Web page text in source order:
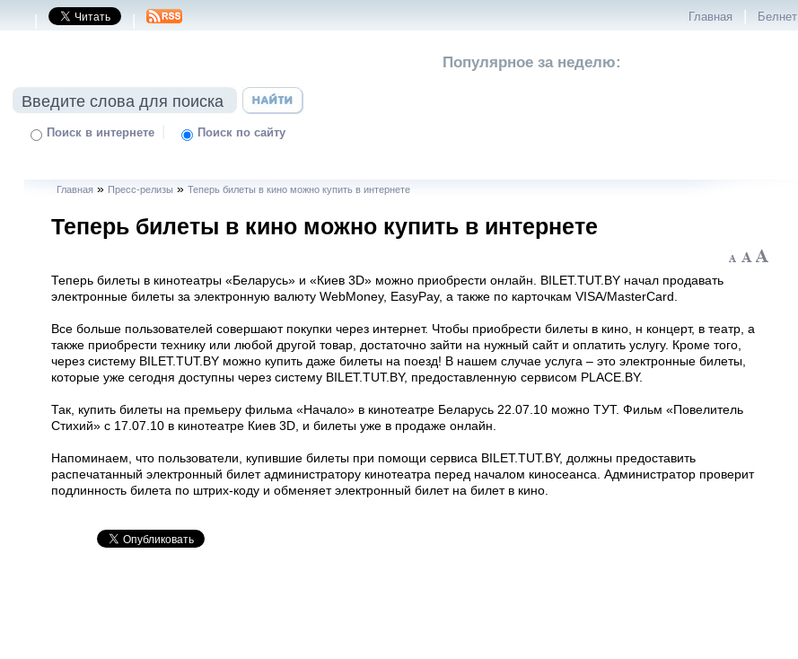
| | Главная | Белнет
Поиск в интернете | Поиск по сайту
Популярное за неделю:
Главная » Пресс-релизы » Теперь билеты в кино можно купить в интернете
Теперь билеты в кино можно купить в интернете
Теперь билеты в кинотеатры «Беларусь» и «Киев 3D» можно приобрести онлайн. BILET.TUT.BY начал продавать
электронные билеты за электронную валюту WebMoney, EasyPay, а также по карточкам VISA/MasterCard.
Все больше пользователей совершают покупки через интернет. Чтобы приобрести билеты в кино, н концерт, в театр, а
также приобрести технику или любой другой товар, достаточно зайти на нужный сайт и оплатить услугу. Кроме того,
через систему BILET.TUT.BY можно купить даже билеты на поезд! В нашем случае услуга – это электронные билеты,
которые уже сегодня доступны через систему BILET.TUT.BY, предоставленную сервисом PLACE.BY.
Так, купить билеты на премьеру фильма «Начало» в кинотеатре Беларусь 22.07.10 можно ТУТ. Фильм «Повелитель
Стихий» c 17.07.10 в кинотеатре Киев 3D, и билеты уже в продаже онлайн.
Напоминаем, что пользователи, купившие билеты при помощи сервиса BILET.TUT.BY, должны предоставить
распечатанный электронный билет администратору кинотеатра перед началом киносеанса. Администратор проверит
подлинность билета по штрих-коду и обменяет электронный билет на билет в кино.